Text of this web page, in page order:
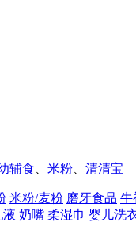
辅食 米粉 清清宝
米粉/麦粉 磨牙食品 牛
液 奶嘴 柔湿巾 婴儿洗